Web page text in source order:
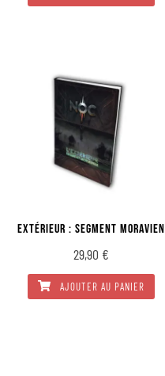
EXTÉRIEUR : SEGMENT MORAVIEN
29,90 €
AJOUTER AU PANIER